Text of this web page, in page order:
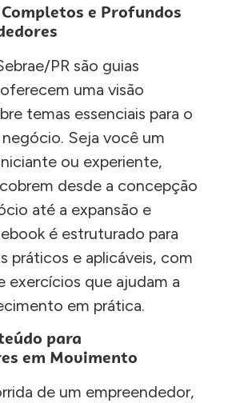
e Profundos
PR são guias
uma visão
temas essenciais para o
Seja você um
ou experiente,
desde a concepção
até a expansão e
é estruturado para
práticos e aplicáveis, com
exercícios que ajudam a
em prática.
para
em Movimento
de um empreendedor,